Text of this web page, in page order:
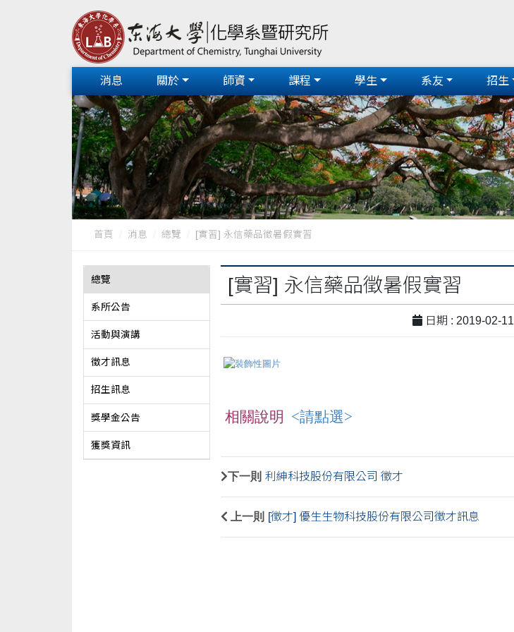
消息 關於 師資 課程 學生 系友 招生
首頁 消息 總覽 [實習] 永信藥品徵暑假實習
總覽
系所公告
活動與演講
徵才訊息
招生訊息
獎學金公告
獲獎資訊
[實習] 永信藥品徵暑假實習
日期 : 2019-02-11
相關說明 <請點選>
下一則 利紳科技股份有限公司 徵才
上一則 [徵才] 優生生物科技股份有限公司徵才訊息